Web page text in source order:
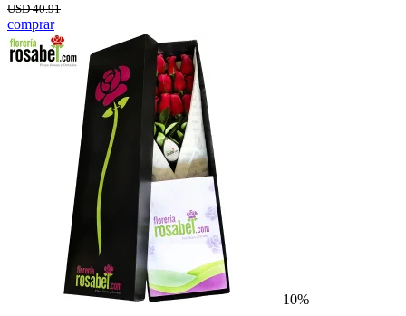
USD 40.91
comprar
10%